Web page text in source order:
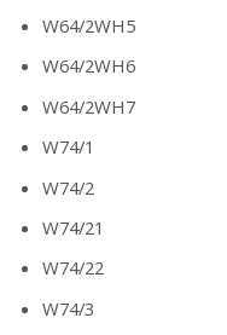
W64/2WH5
W64/2WH6
W64/2WH7
W74/1
W74/2
W74/21
W74/22
W74/3